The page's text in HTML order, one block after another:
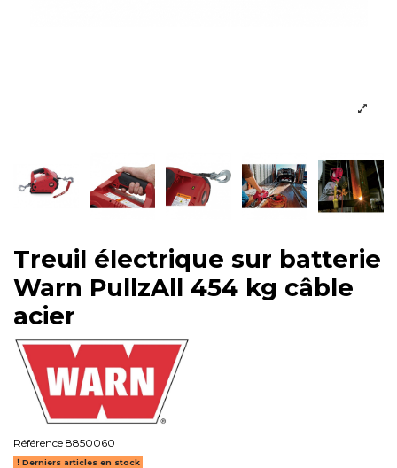
Treuil électrique sur batterie
Warn PullzAll 454 kg câble
acier
Référence 8850060
Derniers articles en stock